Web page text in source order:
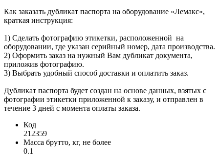
Как заказать дубликат паспорта на оборудование «Лемакс»,
краткая инструкция:
1) Сделать фотографию этикетки, расположенной на
оборудовании, где указан серийный номер, дата производства.
2) Оформить заказ на нужный Вам дубликат документа,
приложив фотографию.
3) Выбрать удобный способ доставки и оплатить заказ.
Дубликат паспорта будет создан на основе данных, взятых с
фотографии этикетки приложенной к заказу, и отправлен в
течение 3 дней с момента оплаты заказа.
Код
212359
Масса брутто, кг, не более
0.1